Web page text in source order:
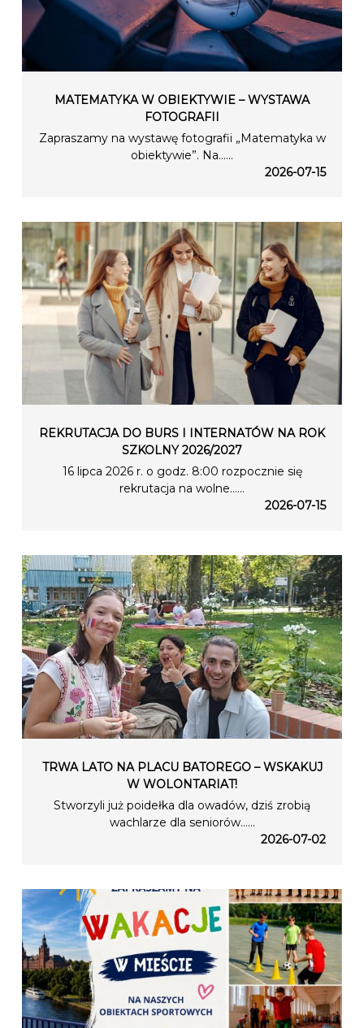
MATEMATYKA W OBIEKTYWIE – WYSTAWA
FOTOGRAFII
Zapraszamy na wystawę fotografii „Matematyka w
obiektywie”. Na…...
2026-07-15
REKRUTACJA DO BURS I INTERNATÓW NA ROK
SZKOLNY 2026/2027
16 lipca 2026 r. o godz. 8:00 rozpocznie się
rekrutacja na wolne…...
2026-07-15
TRWA LATO NA PLACU BATOREGO – WSKAKUJ
W WOLONTARIAT!
Stworzyli już poidełka dla owadów, dziś zrobią
wachlarze dla seniorów…...
2026-07-02